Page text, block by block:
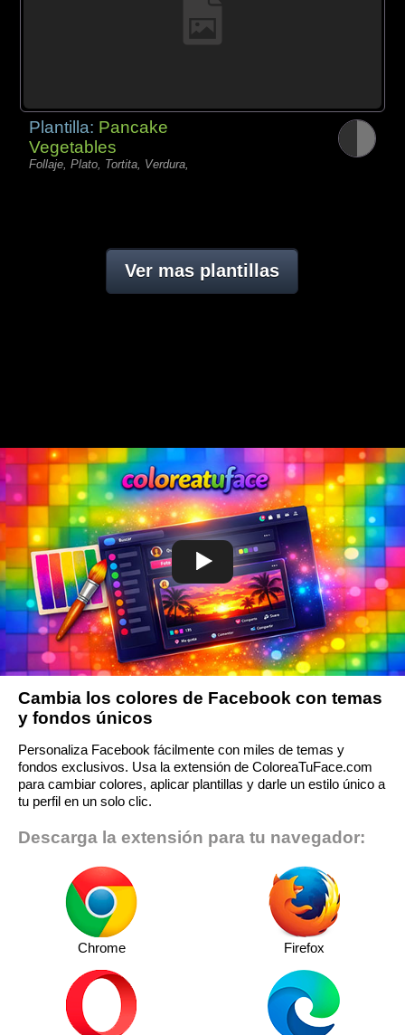
Plantilla: Pancake
Vegetables
Follaje, Plato, Tortita, Verdura,
Ver mas plantillas
Cambia los colores de Facebook con temas
y fondos únicos
Personaliza Facebook fácilmente con miles de temas y
fondos exclusivos. Usa la extensión de ColoreaTuFace.com
para cambiar colores, aplicar plantillas y darle un estilo único a
tu perfil en un solo clic.
Descarga la extensión para tu navegador:
Chrome Firefox